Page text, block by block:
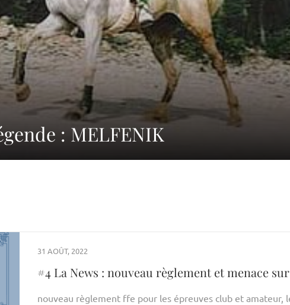
: MELFENIK
31 AOÛT, 2022
#4 La News : nouveau règlement et menace
nouveau règlement ffe pour les épreuves club et amateur,